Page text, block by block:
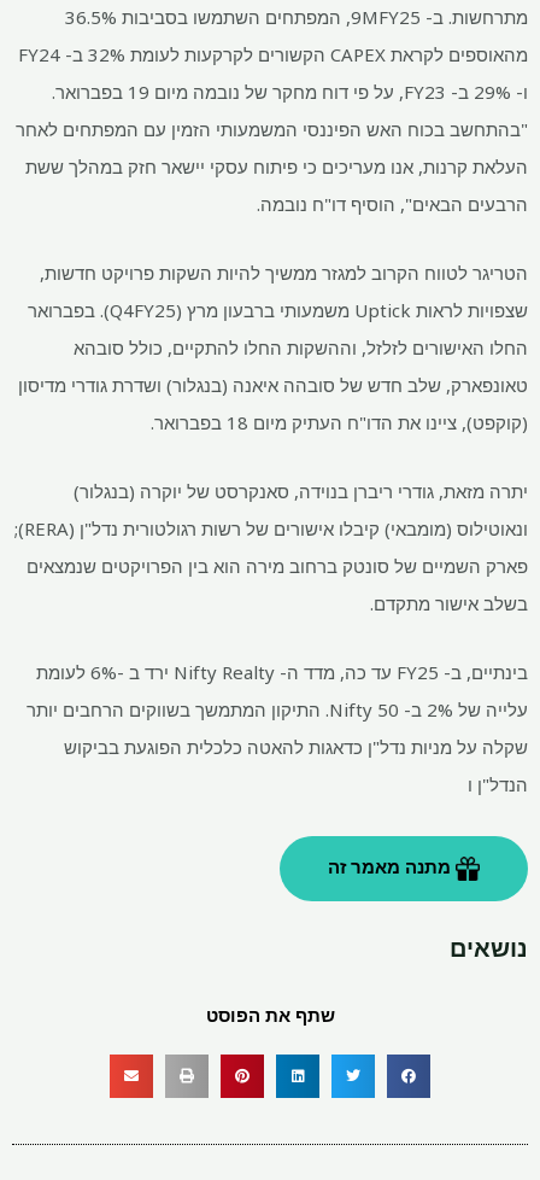
מתרחשות. ב- 9MFY25, המפתחים השתמשו בסביבות 36.5%
מהאוספים לקראת CAPEX הקשורים לקרקעות לעומת 32% ב- FY24
ו- 29% ב- FY23, על פי דוח מחקר של נובמה מיום 19 בפברואר.
"בהתחשב בכוח האש הפיננסי המשמעותי הזמין עם המפתחים לאחר
העלאת קרנות, אנו מעריכים כי פיתוח עסקי יישאר חזק במהלך ששת
הרבעים הבאים", הוסיף דו"ח נובמה.
הטריגר לטווח הקרוב למגזר ממשיך להיות השקות פרויקט חדשות,
שצפויות לראות Uptick משמעותי ברבעון מרץ (Q4FY25). בפברואר
החלו האישורים לזלזל, וההשקות החלו להתקיים, כולל סובהא
טאונפארק, שלב חדש של סובהה איאנה (בנגלור) ושדרת גודרי מדיסון
(קוקפט), ציינו את הדו"ח העתיק מיום 18 בפברואר.
יתרה מזאת, גודרי ריברן בנוידה, סאנקרסט של יוקרה (בנגלור)
ונאוטילוס (מומבאי) קיבלו אישורים של רשות רגולטורית נדל"ן (RERA);
פארק השמיים של סונטק ברחוב מירה הוא בין הפרויקטים שנמצאים
בשלב אישור מתקדם.
בינתיים, ב- FY25 עד כה, מדד ה- Nifty Realty ירד ב -6% לעומת
עלייה של 2% ב- Nifty 50. התיקון המתמשך בשווקים הרחבים יותר
שקלה על מניות נדל"ן כדאגות להאטה כלכלית הפוגעת בביקוש
הנדל"ן ו
נושאים
שתף את הפוסט